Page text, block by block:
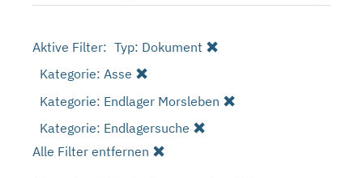
Aktive Filter: Typ: Dokument
Kategorie: Asse
Kategorie: Endlager Morsleben
Kategorie: Endlagersuche
Alle Filter entfernen